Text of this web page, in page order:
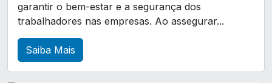
A Relevância do Atestado de Saúde Ocupacional
para Garantir a Segurança no Trabalho
A Relevância do Exame ASO para a Saúde
Ocupacional e Bem-Estar no Trabalho
Pcmso exames complementares
Perfil profissiográfico previdenciário ppp
Treinamento CIPA
garantir o bem-estar e a segurança dos
trabalhadores nas empresas. Ao assegurar...
Saiba Mais